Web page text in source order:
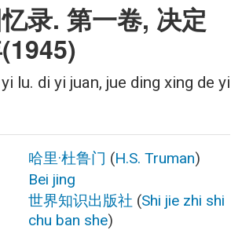
录. 第一卷, 决定
lu. di yi juan, jue ding xing de yi
哈里·杜鲁门 (H.S. Truman)
Bei jing
世界知识出版社 (Shi jie zhi shi
chu ban she)